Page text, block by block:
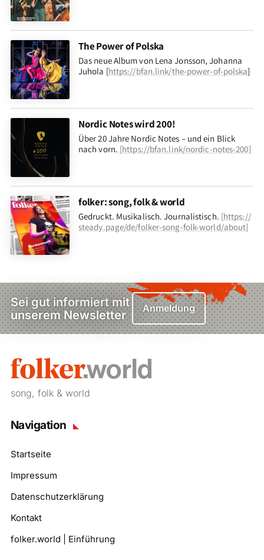
The Power of Polska
Das neue Album von Lena Jonsson, Johanna
Juhola [https://bfan.link/the-power-of-polska]
Nordic Notes wird 200!
Über 20 Jahre Nordic Notes – und ein Blick
nach vorn. [https://bfan.link/nordic-notes-200]
folker: song, folk & world
Gedruckt. Musikalisch. Journalistisch. [https://
steady.page/de/folker-song-folk-world/about]
Sei gut informiert mit
unserem Newsletter
Anmeldung
song, folk & world
Navigation
Startseite
Impressum
Datenschutzerklärung
Kontakt
folker.world | Einführung